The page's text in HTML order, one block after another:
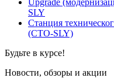
Upgrade
SLY
Станция
(СТО-SLY)
Будьте в курсе!
Новости, обзоры и акции